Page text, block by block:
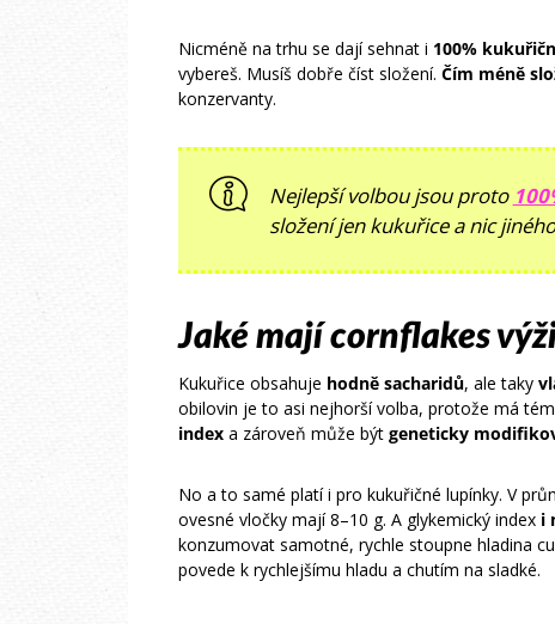
Nicméně na trhu se dají sehnat i 100%
vybereš. Musíš dobře číst složení. Čím méně
konzervanty.
Nejlepší volbou jsou proto
složení jen kukuřice a nic
Jaké mají cornflakes
Kukuřice obsahuje hodně sacharidů, ale taky
obilovin je to asi nejhorší volba, protože má
index a zároveň může být geneticky
No a to samé platí i pro kukuřičné lupínky. V
ovesné vločky mají 8–10 g. A glykemický index i
konzumovat samotné, rychle stoupne hladina
povede k rychlejšímu hladu a chutím na sladké.